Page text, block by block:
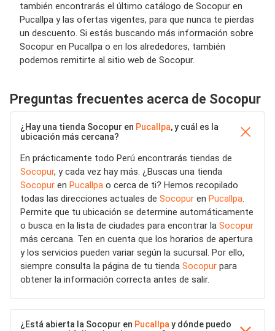
también encontrarás el último catálogo de Socopur en
Pucallpa y las ofertas vigentes, para que nunca te pierdas
un descuento. Si estás buscando más información sobre
Socopur en Pucallpa o en los alrededores, también
podemos remitirte al sitio web de Socopur.
Preguntas frecuentes acerca de Socopur
¿Hay una tienda Socopur en Pucallpa, y cuál es la
ubicación más cercana?
En prácticamente todo Perú encontrarás tiendas de
Socopur, y cada vez hay más. ¿Buscas una tienda
Socopur en Pucallpa o cerca de ti? Hemos recopilado
todas las direcciones actuales de Socopur en Pucallpa.
Permite que tu ubicación se determine automáticamente
o busca en la lista de ciudades para encontrar la Socopur
más cercana. Ten en cuenta que los horarios de apertura
y los servicios pueden variar según la sucursal. Por ello,
siempre consulta la página de tu tienda Socopur para
obtener la información correcta antes de salir.
¿Está abierta la Socopur en Pucallpa y dónde puedo